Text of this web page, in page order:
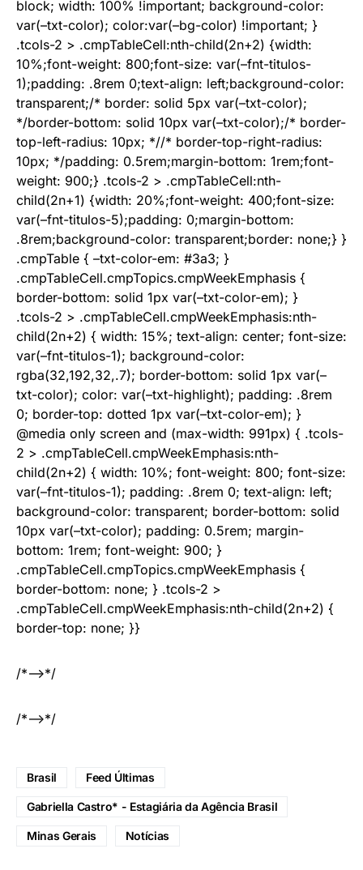
block; width: 100% !important; background-color:
var(–txt-color); color:var(–bg-color) !important; }
.tcols-2 > .cmpTableCell:nth-child(2n+2) {width:
10%;font-weight: 800;font-size: var(–fnt-titulos-
1);padding: .8rem 0;text-align: left;background-color:
transparent;/* border: solid 5px var(–txt-color);
*/border-bottom: solid 10px var(–txt-color);/* border-
top-left-radius: 10px; *//* border-top-right-radius:
10px; */padding: 0.5rem;margin-bottom: 1rem;font-
weight: 900;} .tcols-2 > .cmpTableCell:nth-
child(2n+1) {width: 20%;font-weight: 400;font-size:
var(–fnt-titulos-5);padding: 0;margin-bottom:
.8rem;background-color: transparent;border: none;} }
.cmpTable { –txt-color-em: #3a3; }
.cmpTableCell.cmpTopics.cmpWeekEmphasis {
border-bottom: solid 1px var(–txt-color-em); }
.tcols-2 > .cmpTableCell.cmpWeekEmphasis:nth-
child(2n+2) { width: 15%; text-align: center; font-size:
var(–fnt-titulos-1); background-color:
rgba(32,192,32,.7); border-bottom: solid 1px var(–
txt-color); color: var(–txt-highlight); padding: .8rem
0; border-top: dotted 1px var(–txt-color-em); }
@media only screen and (max-width: 991px) { .tcols-
2 > .cmpTableCell.cmpWeekEmphasis:nth-
child(2n+2) { width: 10%; font-weight: 800; font-size:
var(–fnt-titulos-1); padding: .8rem 0; text-align: left;
background-color: transparent; border-bottom: solid
10px var(–txt-color); padding: 0.5rem; margin-
bottom: 1rem; font-weight: 900; }
.cmpTableCell.cmpTopics.cmpWeekEmphasis {
border-bottom: none; } .tcols-2 >
.cmpTableCell.cmpWeekEmphasis:nth-child(2n+2) {
border-top: none; }}
/*–>*/
/*–>*/
Brasil Feed Últimas
Gabriella Castro* - Estagiária da Agência Brasil
Minas Gerais Notícias